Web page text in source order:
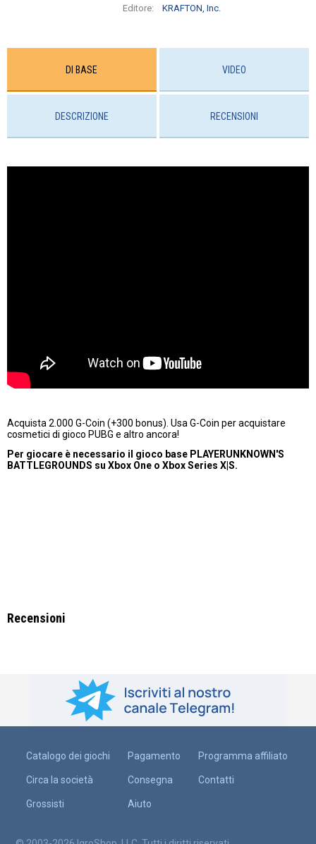
Editore: KRAFTON, Inc.
DI BASE VIDEO
DESCRIZIONE RECENSIONI
Acquista 2.000 G-Coin (+300 bonus). Usa G-Coin per acquistare
cosmetici di gioco PUBG e altro ancora!
Per giocare è necessario il gioco base PLAYERUNKNOWN'S
BATTLEGROUNDS su Xbox One o Xbox Series X|S.
Recensioni
Catalogo dei giochi
Circa la società
Grossisti
Pagamento
Consegna
Aiuto
Programma affiliato
Contatti